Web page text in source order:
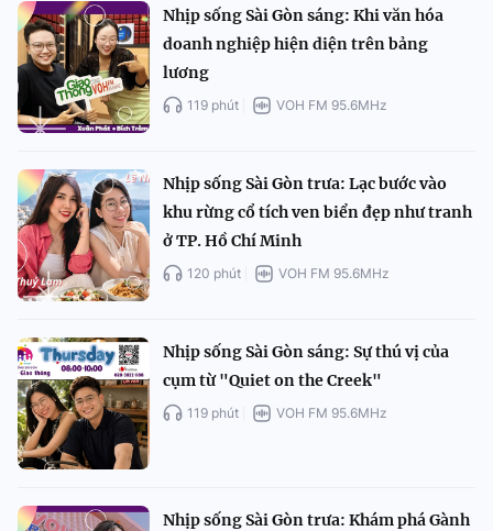
Nhịp sống Sài Gòn sáng: Khi văn hóa
doanh nghiệp hiện diện trên bảng
lương
119 phút VOH FM 95.6MHz
Nhịp sống Sài Gòn trưa: Lạc bước vào
khu rừng cổ tích ven biển đẹp như tranh
ở TP. Hồ Chí Minh
120 phút VOH FM 95.6MHz
Nhịp sống Sài Gòn sáng: Sự thú vị của
cụm từ "Quiet on the Creek"
119 phút VOH FM 95.6MHz
Nhịp sống Sài Gòn trưa: Khám phá Gành